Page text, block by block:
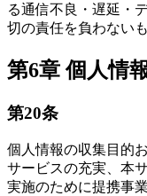
る通信不良・遅延・
切の責任を負わない
第6章 個人情
第20条
個人情報の収集目的
サービスの充実、本
実施のために提携事